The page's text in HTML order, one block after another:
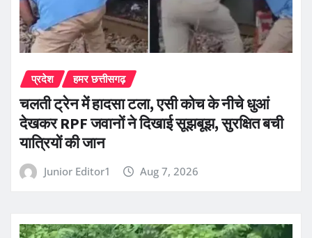
प्रदेश हमर छत्तीसगढ़
चलती ट्रेन में हादसा टला, एसी कोच के नीचे धुआं
देखकर RPF जवानों ने दिखाई सूझबूझ, सुरक्षित बची
यात्रियों की जान
Junior Editor1 Aug 7, 2026